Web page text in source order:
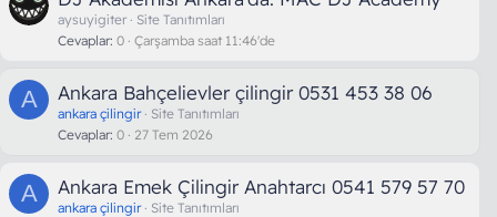
aysuyigiter
Site Tanıtımları
Cevaplar 0 Çarşamba saat 11:46'de
A Ankara Bahçelievler çilingir 0531 453 38 06
ankara çilingir
Site Tanıtımları
Cevaplar 0 27 Tem 2026
A Ankara Emek Çilingir Anahtarcı 0541 579 57 70
ankara çilingir
Site Tanıtımları